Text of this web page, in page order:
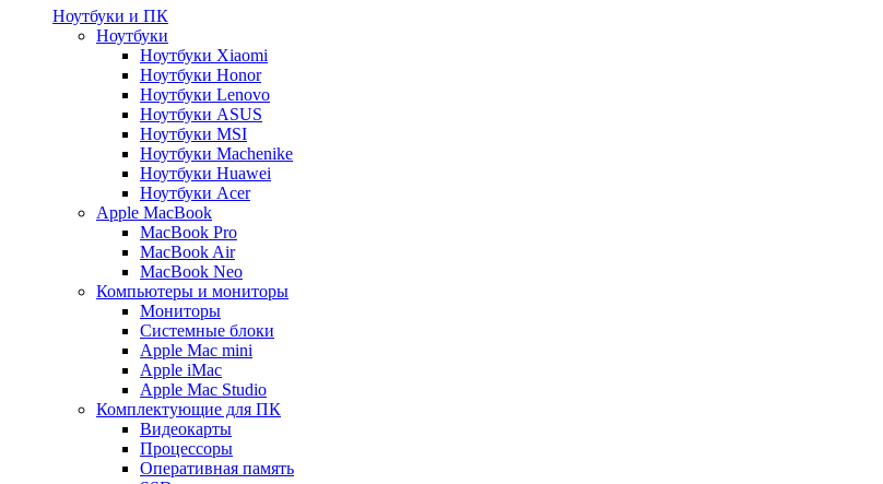
Ноутбуки и ПК
Ноутбуки
Ноутбуки Xiaomi
Ноутбуки Honor
Ноутбуки Lenovo
Ноутбуки ASUS
Ноутбуки MSI
Ноутбуки Machenike
Ноутбуки Huawei
Ноутбуки Acer
Apple MacBook
MacBook Pro
MacBook Air
MacBook Neo
Компьютеры и мониторы
Мониторы
Системные блоки
Apple Mac mini
Apple iMac
Apple Mac Studio
Комплектующие для ПК
Видеокарты
Процессоры
Оперативная память